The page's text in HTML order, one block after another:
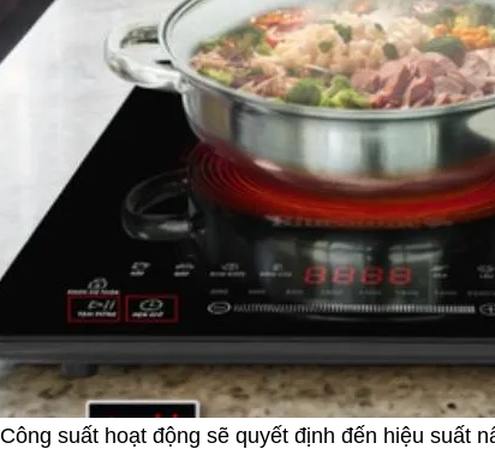
Công suất hoạt động sẽ quyết định đến hiệu suất